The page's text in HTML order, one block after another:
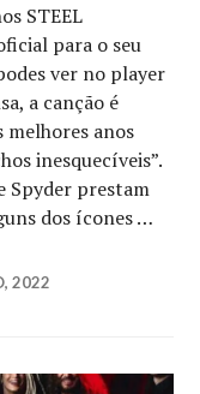
STEEL
para o seu
ver no player
a canção é
melhores anos
inesquecíveis”.
Spyder prestam
dos ícones …
Continuam a
2022